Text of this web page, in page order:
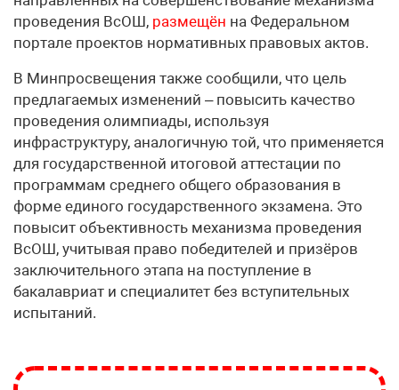
проведения ВсОШ, размещён на Федеральном
портале проектов нормативных правовых актов.
В Минпросвещения также сообщили, что цель
предлагаемых изменений – повысить качество
проведения олимпиады, используя
инфраструктуру, аналогичную той, что применяется
для государственной итоговой аттестации по
программам среднего общего образования в
форме единого государственного экзамена. Это
повысит объективность механизма проведения
ВсОШ, учитывая право победителей и призёров
заключительного этапа на поступление в
бакалавриат и специалитет без вступительных
испытаний.